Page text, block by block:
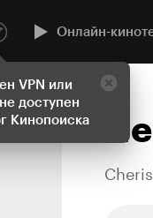
VPN или
доступен
Кинопоиска
Онлайн-